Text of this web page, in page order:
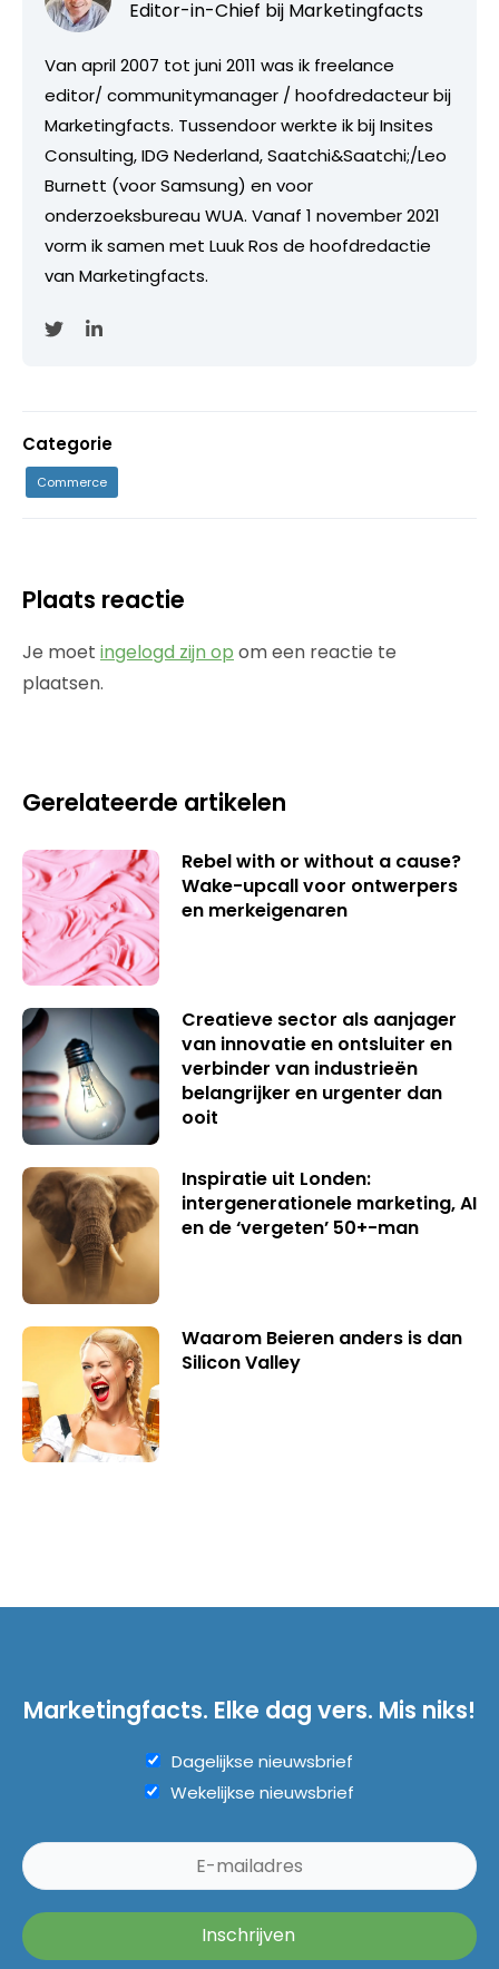
Editor-in-Chief bij Marketingfacts
Van april 2007 tot juni 2011 was ik freelance
editor/ communitymanager / hoofdredacteur bij
Marketingfacts. Tussendoor werkte ik bij Insites
Consulting, IDG Nederland, Saatchi&Saatchi;/Leo
Burnett (voor Samsung) en voor
onderzoeksbureau WUA. Vanaf 1 november 2021
vorm ik samen met Luuk Ros de hoofdredactie
van Marketingfacts.
Categorie
Commerce
Plaats reactie
Je moet ingelogd zijn op om een reactie te
plaatsen.
Gerelateerde artikelen
Rebel with or without a cause?
Wake-upcall voor ontwerpers
en merkeigenaren
Creatieve sector als aanjager
van innovatie en ontsluiter en
verbinder van industrieën
belangrijker en urgenter dan
ooit
Inspiratie uit Londen:
intergenerationele marketing, AI
en de ‘vergeten’ 50+-man
Waarom Beieren anders is dan
Silicon Valley
Marketingfacts. Elke dag vers. Mis niks!
Dagelijkse nieuwsbrief
Wekelijkse nieuwsbrief